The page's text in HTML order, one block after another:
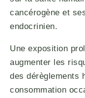
cancérogène et
endocrinien.
Une exposition
augmenter les
des dérèglements
consommation